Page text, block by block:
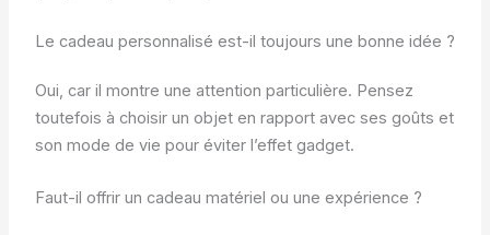
Le cadeau personnalisé est-il toujours une bonne idée ?
Oui, car il montre une attention particulière. Pensez
toutefois à choisir un objet en rapport avec ses goûts et
son mode de vie pour éviter l’effet gadget.
Faut-il offrir un cadeau matériel ou une expérience ?